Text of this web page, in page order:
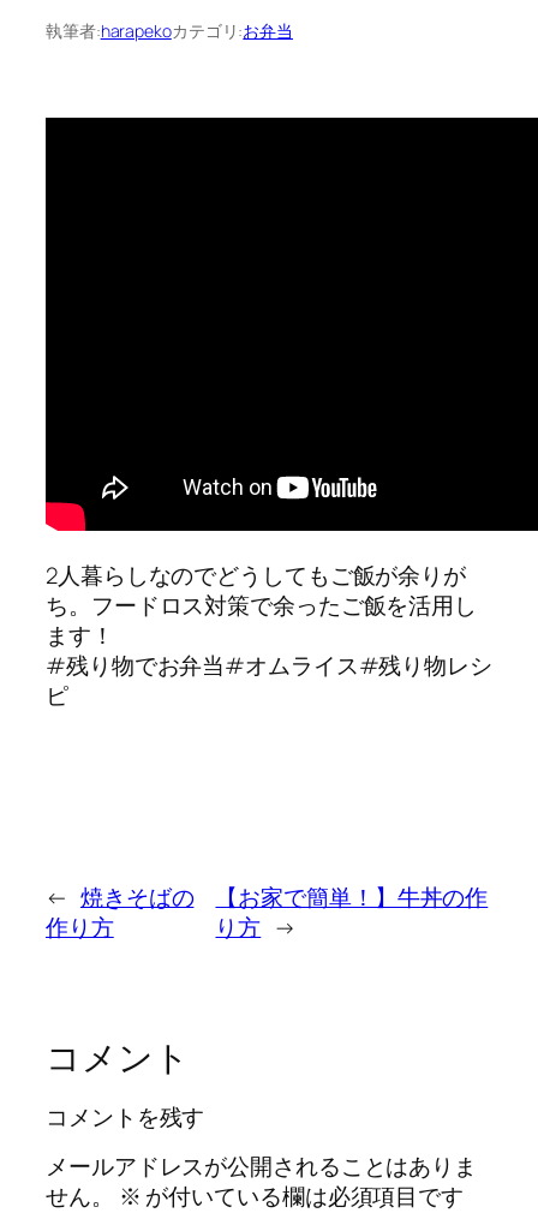
執筆者:harapekoカテゴリ:お弁当
2人暮らしなのでどうしてもご飯が余りが
ち。フードロス対策で余ったご飯を活用し
ます！
#残り物でお弁当#オムライス#残り物レシ
ピ
← 焼きそばの
作り方
【お家で簡単！】牛丼の作
り方 →
コメント
コメントを残す
メールアドレスが公開されることはありま
せん。
※ が付いている欄は必須項目です